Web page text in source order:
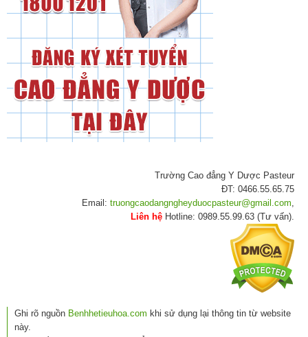
Trường Cao đẳng Y Dược Pasteur
ĐT: 0466.55.65.75
Email: truongcaodangngheyduocpasteur@gmail.com
Liên hệ Hotline: 0989.55.99.63 (Tư vấn).
Ghi rõ nguồn Benhhetieuhoa.com khi sử dụng lại thông tin từ website
này.